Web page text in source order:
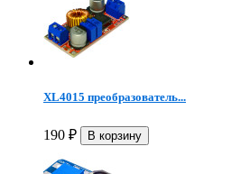
XL4015 преобразователь...
190 ₽